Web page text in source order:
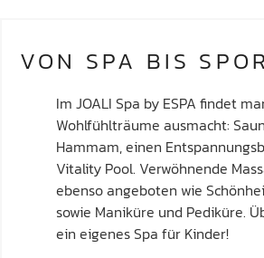
VON SPA BIS
Im JOALI Spa by ESPA findet
Wohlfühlträume ausmacht:
Hammam, einen
Vitality Pool. Verwöhnende
ebenso angeboten wie
sowie Maniküre und Pediküre.
ein eigenes Spa für Kinder!